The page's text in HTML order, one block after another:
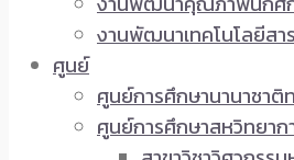
งานพัฒนาเทคโนโลยีสา
ศูนย์
ศูนย์การศึกษานานาชาติ
ศูนย์การศึกษาสหวิทยาก